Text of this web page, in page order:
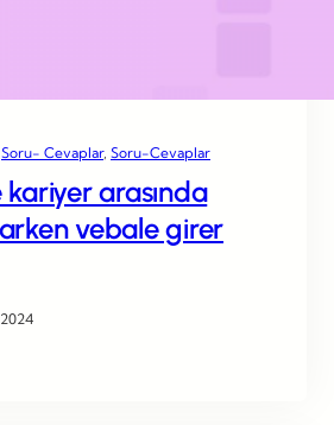
Soru- Cevaplar, Soru-Cevaplar
arasında
vebale girer